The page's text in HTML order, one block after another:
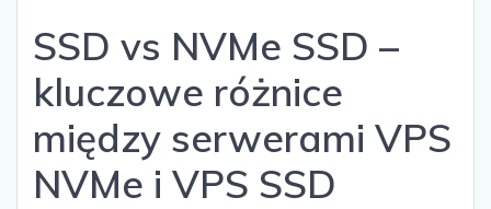
SSD vs NVMe SSD –
kluczowe różnice
między serwerami VPS
NVMe i VPS SSD